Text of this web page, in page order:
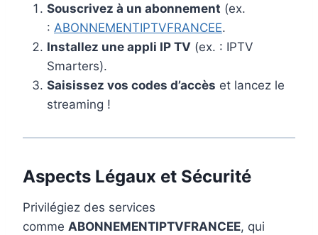
Souscrivez à un abonnement (ex.
: ABONNEMENTIPTVFRANCEE.
Installez une appli IP TV (ex. : IPTV
Smarters).
Saisissez vos codes d’accès et lancez le
streaming !
Aspects Légaux et Sécurité
Privilégiez des services
comme ABONNEMENTIPTVFRANCEE, qui